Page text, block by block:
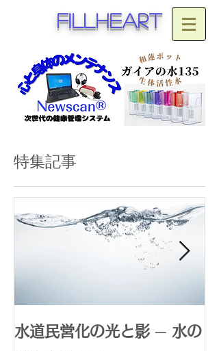
fillheart
特集記事
水道民営化の光と影 ─ 水の